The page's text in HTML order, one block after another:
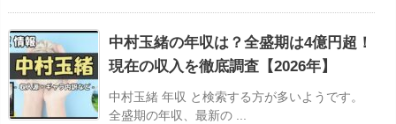
中村玉緒の年収は？全盛期は4億円超！
現在の収入を徹底調査【2026年】
中村玉緒 年収 と検索する方が多いようです。
全盛期の年収、最新の ...